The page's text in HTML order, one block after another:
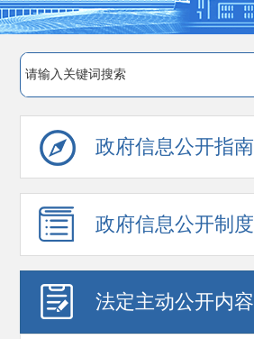
政府信息公开指南
政府信息公开制度
法定主动公开内容